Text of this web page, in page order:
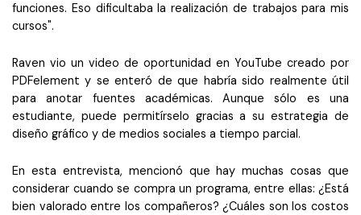
funciones. Eso dificultaba la realización de trabajos para mis
cursos".
Raven vio un video de oportunidad en YouTube creado por
PDFelement y se enteró de que habría sido realmente útil
para anotar fuentes académicas. Aunque sólo es una
estudiante, puede permitírselo gracias a su estrategia de
diseño gráfico y de medios sociales a tiempo parcial.
En esta entrevista, mencionó que hay muchas cosas que
considerar cuando se compra un programa, entre ellas: ¿Está
bien valorado entre los compañeros? ¿Cuáles son los costos